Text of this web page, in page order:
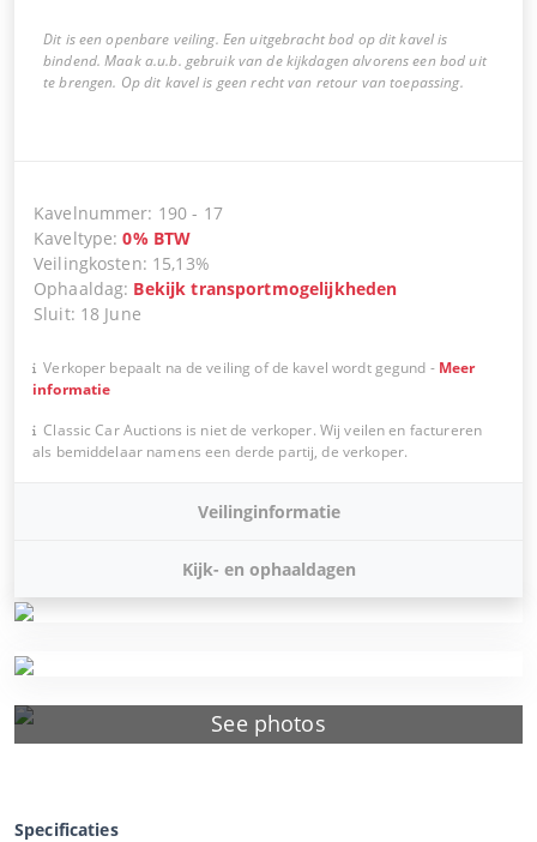
See photos
Dit is een openbare veiling. Een uitgebracht bod op dit kavel is
bindend. Maak a.u.b. gebruik van de kijkdagen alvorens een bod uit
te brengen. Op dit kavel is geen recht van retour van toepassing.
Kavelnummer: 190 - 17
Kaveltype:0% BTW
Veilingkosten: 15,13%
Ophaaldag: Bekijk transportmogelijkheden
Sluit: 18 June
Verkoper bepaalt na de veiling of de kavel wordt gegund - Meer
informatie
Classic Car Auctions is niet de verkoper. Wij veilen en factureren
als bemiddelaar namens een derde partij, de verkoper.
Veilinginformatie
Kijk- en ophaaldagen
Specificaties